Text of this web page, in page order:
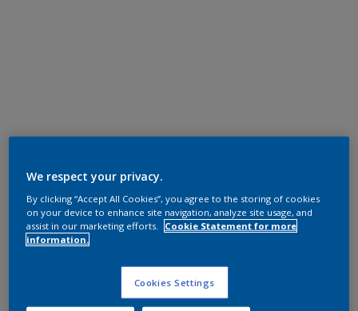
We respect your privacy.
By clicking “Accept All Cookies”, you agree to the storing of cookies
on your device to enhance site navigation, analyze site usage, and
assist in our marketing efforts.
Cookie Statement for more
information.
Cookies Settings